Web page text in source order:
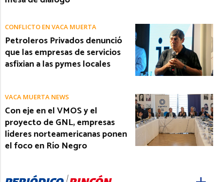
CONFLICTO EN VACA MUERTA
Petroleros Privados denunció
que las empresas de servicios
asfixian a las pymes locales
VACA MUERTA NEWS
Con eje en el VMOS y el
proyecto de GNL, empresas
líderes norteamericanas ponen
el foco en Río Negro